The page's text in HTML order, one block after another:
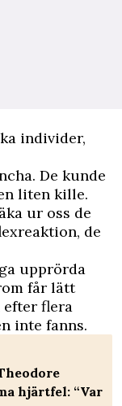
individer,
De kunde
liten kille.
ur oss de
de
upprörda
får lätt
efter flera
inte fanns.
hjärtfel: “Var